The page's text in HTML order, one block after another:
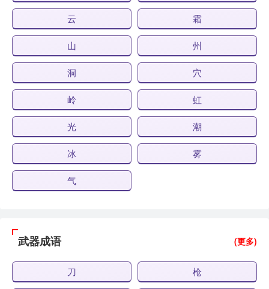
云 霜
山 州
洞 穴
岭 虹
光 潮
冰 雾
气
武器成语 (更多)
刀 枪